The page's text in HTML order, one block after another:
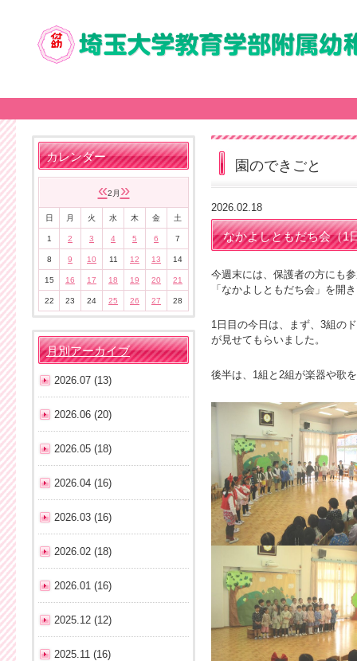
園のできごと
2026.02.18
なかよしともだち会（1
今週末には、保護者の方にも
「なかよしともだち会」を開
1日目の今日は、まず、3組の
が見せてもらいました。
後半は、1組と2組が楽器や歌
カレンダー
«2月 »
日 月 火 水 木 金 土
1 2 3 4 5 6 7
8 9 10 11 12 13 14
15 16 17 18 19 20 21
22 23 24 25 26 27 28
月別アーカイブ
2026.07 (13)
2026.06 (20)
2026.05 (18)
2026.04 (16)
2026.03 (16)
2026.02 (18)
2026.01 (16)
2025.12 (12)
2025.11 (16)